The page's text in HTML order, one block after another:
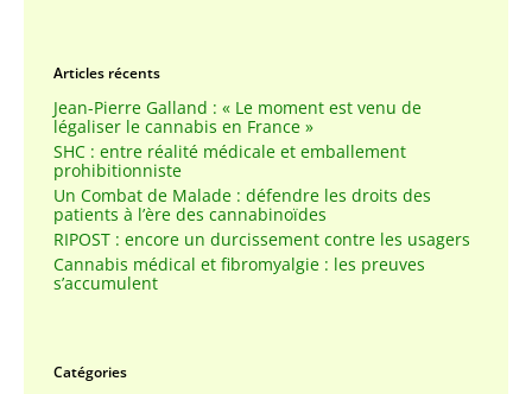
Articles récents
Jean-Pierre Galland : « Le moment est venu de
légaliser le cannabis en France »
SHC : entre réalité médicale et emballement
prohibitionniste
Un Combat de Malade : défendre les droits des
patients à l’ère des cannabinoïdes
RIPOST : encore un durcissement contre les usagers
Cannabis médical et fibromyalgie : les preuves
s’accumulent
Catégories